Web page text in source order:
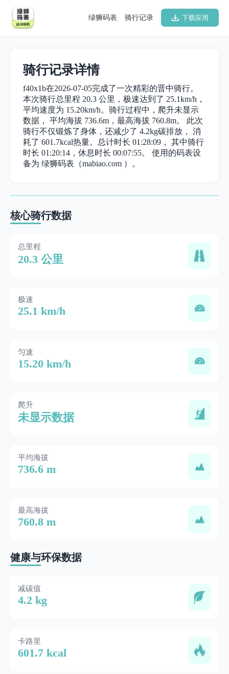
下载应用
骑行记录
绿狮码表
骑行记录详情
f40x1b在2026-07-05完成了一次精彩的晋中骑行。
本次骑行总里程 20.3 公里，极速达到了 25.1km/h，
平均速度为 15.20km/h。骑行过程中，爬升未显示
数据， 平均海拔 736.6m，最高海拔 760.8m。 此次
骑行不仅锻炼了身体，还减少了 4.2kg碳排放， 消
耗了 601.7kcal热量。总计时长 01:28:09， 其中骑行
时长 01:20:14，休息时长 00:07:55。 使用的码表设
备为 绿狮码表（mabiao.com ）。
核心骑行数据
总里程
20.3 公里
极速
25.1 km/h
匀速
15.20 km/h
爬升
未显示数据
平均海拔
736.6 m
最高海拔
760.8 m
健康与环保数据
减碳值
4.2 kg
卡路里
601.7 kcal